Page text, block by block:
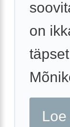
on